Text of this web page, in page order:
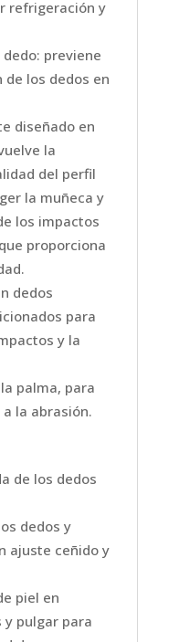
refrigeración y
dedo: previene
los dedos en
diseñado en
la
del perfil
la muñeca y
los impactos
proporciona
dedos
para
y la
palma, para
la abrasión.
de los dedos
dedos y
ajuste ceñido y
piel en
y pulgar para